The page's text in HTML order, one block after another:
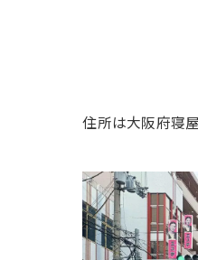
住所は大阪府寝